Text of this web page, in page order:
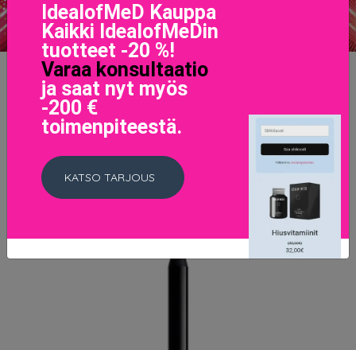
NYX Professional Makeup - Love Lust Disco Shadow
Palette - 01 Livin Lash
LISÄTIETOJA
IdealofMeD Kauppa
Kaikki IdealofMeDin
tuotteet -20 %!
Varaa konsultaatio
ja saat nyt myös
-200 €
toimenpiteestä.
KATSO TARJOUS